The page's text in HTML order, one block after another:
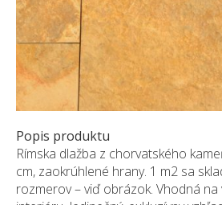
KONTAKT
Popis produktu
Rímska dlažba z chorvatského
cm, zaokrúhlené hrany. 1 m2 sa
rozmerov – viď obrázok. Vhodná na